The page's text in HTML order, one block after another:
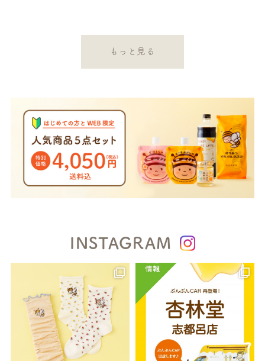
もっと見る
INSTAGRAM